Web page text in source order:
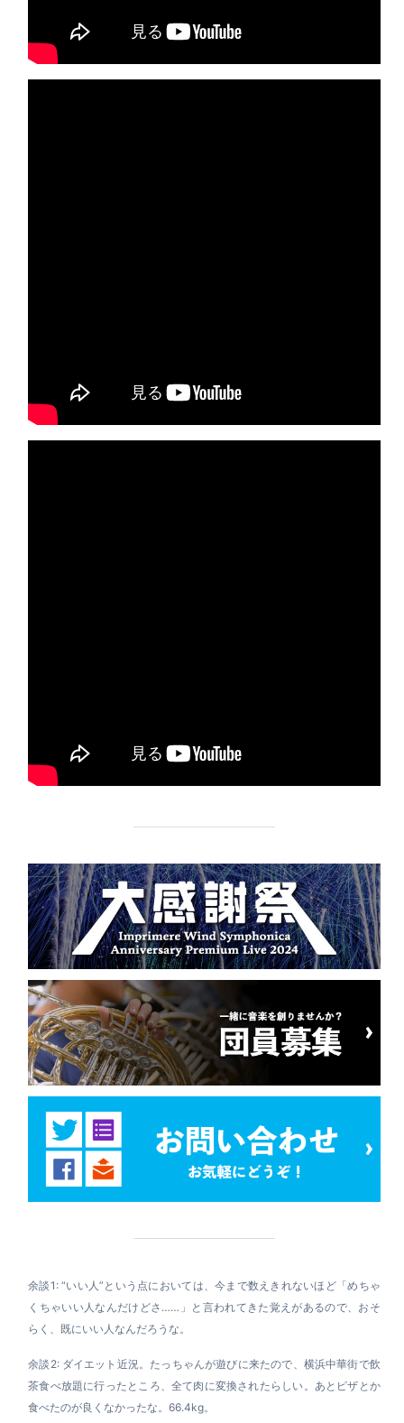
余談1: “いい人”という点においては、今まで数えきれないほど「めちゃ
くちゃいい人なんだけどさ……」と言われてきた覚えがあるので、おそ
らく、既にいい人なんだろうな。
余談2: ダイエット近況。たっちゃんが遊びに来たので、横浜中華街で飲
茶食べ放題に行ったところ、全て肉に変換されたらしい。あとピザとか
食べたのが良くなかったな。66.4kg。